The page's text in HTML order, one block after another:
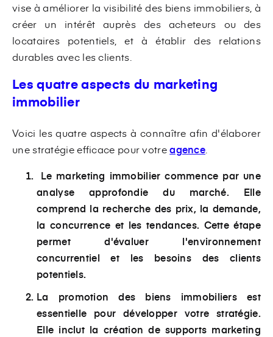
vise à améliorer la visibilité des biens immobiliers, à
créer un intérêt auprès des acheteurs ou des
locataires potentiels, et à établir des relations
durables avec les clients.
Les quatre aspects du marketing
immobilier
Voici les quatre aspects à connaître afin d'élaborer
une stratégie efficace pour votreagence
Le marketing immobilier commence par une
analyse approfondie du marché. Elle
comprend la recherche des prix, la demande,
la concurrence et les tendances. Cette étape
permet d'évaluer l'environnement
concurrentiel et les besoins des clients
potentiels.
La promotion des biens immobiliers est
essentielle pour développer votre stratégie.
Elle inclut la création de supports marketing